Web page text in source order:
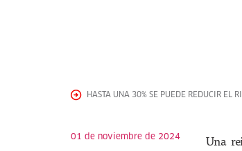
HASTA UNA 30% SE PUEDE REDUCIR EL
01 de noviembre de 2024
Una